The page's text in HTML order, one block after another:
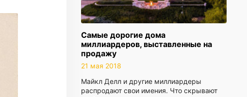
Самые дорогие дома
миллиардеров, выставленные на
продажу
21 мая 2018
Майкл Делл и другие миллиардеры
распродают свои имения. Что скрывают